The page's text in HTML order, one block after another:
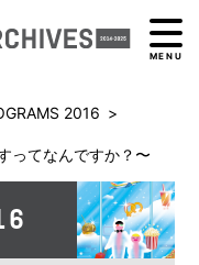
MENU
2016 >
ってなんですか？〜